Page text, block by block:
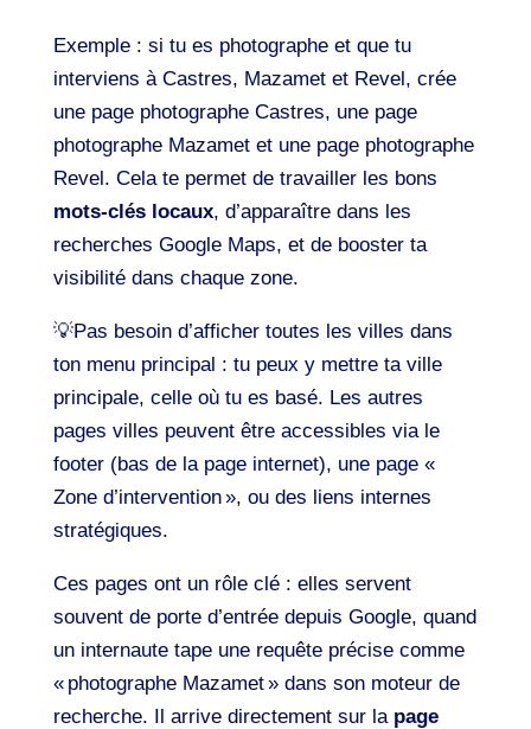
Exemple : si tu es photographe et que tu
interviens à Castres, Mazamet et Revel, crée
une page photographe Castres, une page
photographe Mazamet et une page photographe
Revel. Cela te permet de travailler les bons
mots-clés locaux, d’apparaître dans les
recherches Google Maps, et de booster ta
visibilité dans chaque zone.
💡Pas besoin d’afficher toutes les villes dans
ton menu principal : tu peux y mettre ta ville
principale, celle où tu es basé. Les autres
pages villes peuvent être accessibles via le
footer (bas de la page internet), une page «
Zone d’intervention », ou des liens internes
stratégiques.
Ces pages ont un rôle clé : elles servent
souvent de porte d’entrée depuis Google, quand
un internaute tape une requête précise comme
« photographe Mazamet » dans son moteur de
recherche. Il arrive directement sur la page